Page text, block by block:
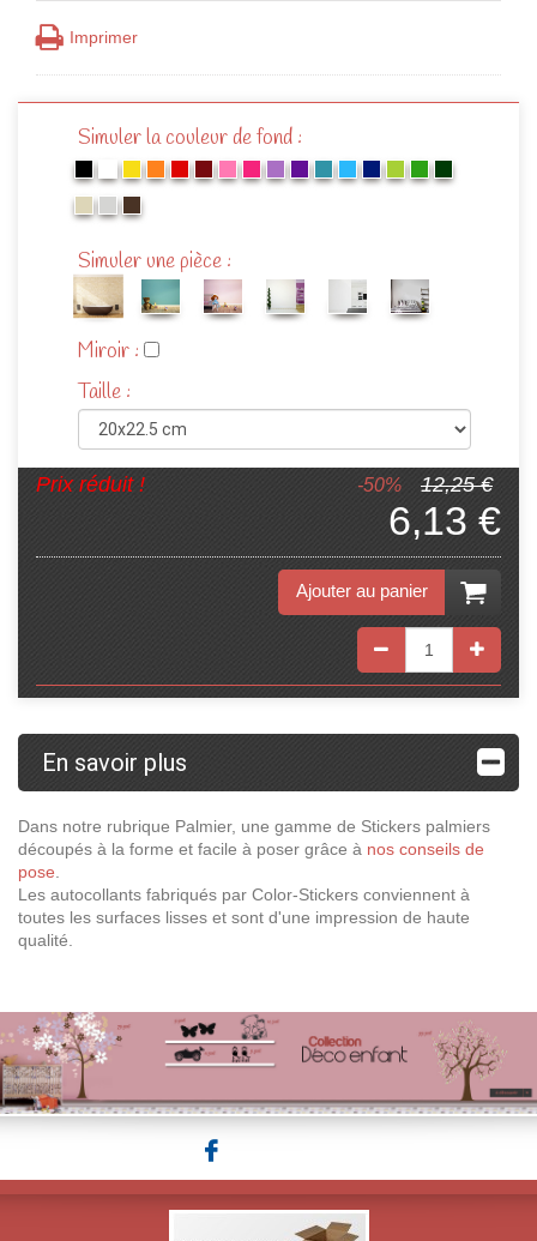
Imprimer
Simuler la couleur de fond :
Simuler une pièce :
Miroir :
Taille :
-50% 12,25 €
Prix réduit !
6,13 €
Ajouter au panier
En savoir plus
Dans notre rubrique Palmier, une gamme de Stickers palmiers
découpés à la forme et facile à poser grâce à nos conseils de
pose
Les autocollants fabriqués par Color-Stickers conviennent à
toutes les surfaces lisses et sont d'une impression de haute
qualité.